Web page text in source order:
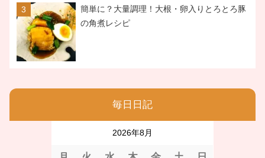
簡単に？大量調理！大根・卵入りとろとろ豚
の角煮レシピ
毎日日記
2026年8月